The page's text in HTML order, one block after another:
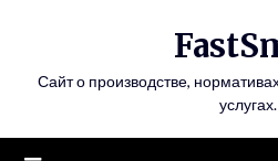
Сайт о производстве,
услугах.